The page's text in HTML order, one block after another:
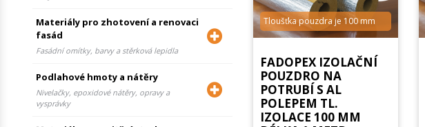
Materiály pro zhotovení a renovaci
fasád
Fasádní omítky, barvy a stěrková lepidla
Podlahové hmoty a nátěry
Nivelačky, epoxidové nátěry, opravy a
vysprávky
Tloušťka pouzdra je 100 mm
FADOPEX IZOLAČNÍ
POUZDRO NA
POTRUBÍ S AL
POLEPEM TL.
IZOLACE 100 MM